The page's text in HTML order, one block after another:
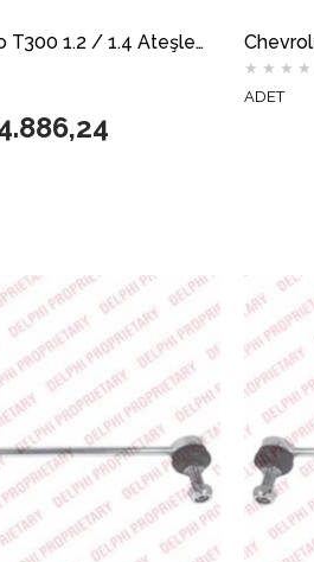
Chevrolet Aveo T300 1.2 / 1.4 Ateşleme Bobini DELPHİ
★ ★ ★ ★
ADET